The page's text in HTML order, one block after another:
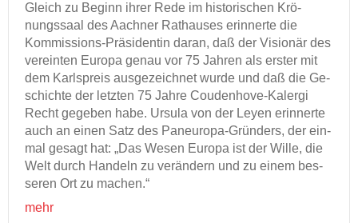
Gleich zu Be­ginn ihrer Rede im his­to­ri­schen Krö­
nungs­saal des Aach­ner Rat­hau­ses er­in­ner­te die
Kommissions-​Präsidentin daran, daß der Vi­sio­när des
ver­ein­ten Eu­ro­pa genau vor 75 Jah­ren als ers­ter mit
dem Karls­preis aus­ge­zeich­net wurde und daß die Ge­
schich­te der letz­ten 75 Jahre Coudenhove-​Kalergi
Recht ge­ge­ben habe. Ur­su­la von der Leyen er­in­ner­te
auch an einen Satz des Paneuropa-​Gründers, der ein­
mal ge­sagt hat: „Das Wesen Eu­ro­pa ist der Wille, die
Welt durch Han­deln zu ver­än­dern und zu einem bes­
se­ren Ort zu ma­chen.“
mehr